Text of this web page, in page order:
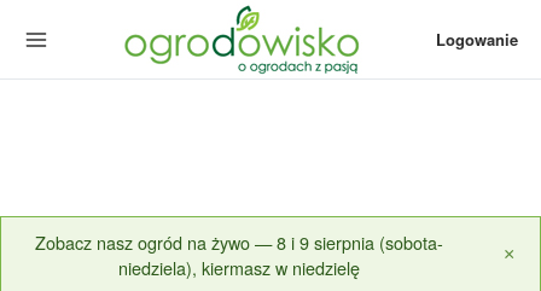
Logowanie
Zobacz nasz ogród na żywo — 8 i 9 sierpnia (sobota-
niedziela), kiermasz w niedzielę
×